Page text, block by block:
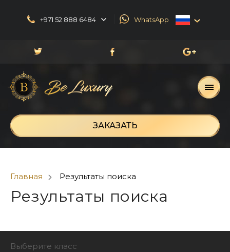
+971 52 888 6484 WhatsApp
ЗАКАЗАТЬ
Главная Результаты поиска
Результаты поиска
Выберите класс